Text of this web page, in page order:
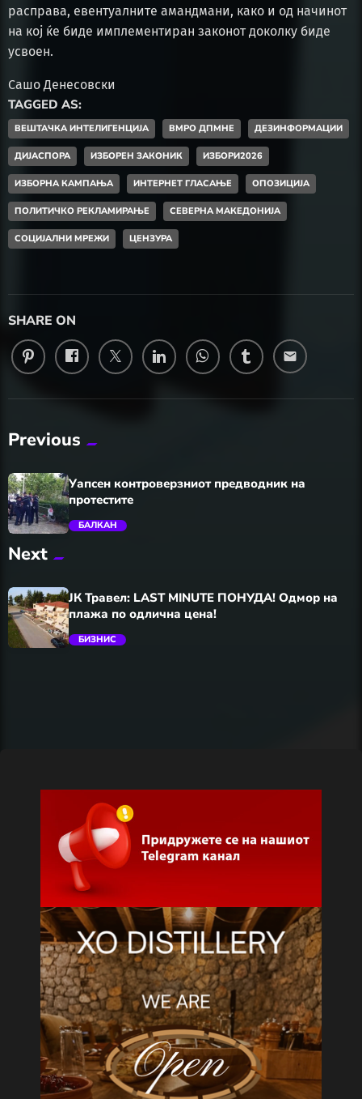
расправа, евентуалните амандмани, како и од начинот
на кој ќе биде имплементиран законот доколку биде
усвоен.
Сашо Денесовски
TAGGED AS:
ВЕШТАЧКА ИНТЕЛИГЕНЦИЈА ВМРО ДПМНЕ ДЕЗИНФОРМАЦИИ
ДИЈАСПОРА ИЗБОРЕН ЗАКОНИК ИЗБОРИ2026
ИЗБОРНА КАМПАЊА ИНТЕРНЕТ ГЛАСАЊЕ ОПОЗИЦИЈА
ПОЛИТИЧКО РЕКЛАМИРАЊЕ СЕВЕРНА МАКЕДОНИЈА
СОЦИЈАЛНИ МРЕЖИ ЦЕНЗУРА
SHARE ON
email
Previous
Уапсен контроверзниот предводник на
протестите
БАЛКАН
Next
ЈК Травел: LAST MINUTE ПОНУДА! Одмор на
плажа по одлична цена!
БИЗНИС